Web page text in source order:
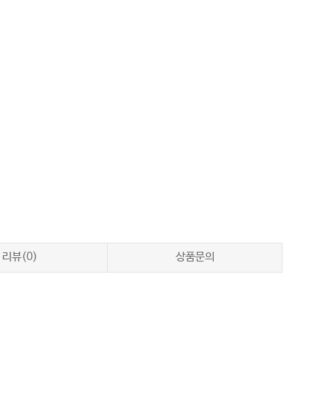
리뷰(0) 상품문의